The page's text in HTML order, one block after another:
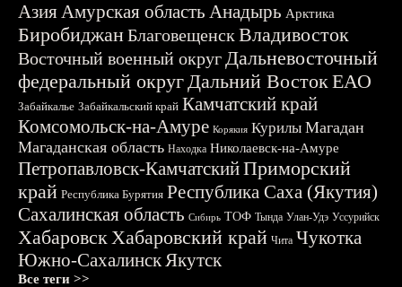
АзияАмурская область Анадырь Арктика
БиробиджанБлаговещенскВладивосток
Восточный военный округДальневосточный
федеральный округДальний ВостокЕАО
Забайкалье Забайкальский край Камчатский край
Комсомольск-на-Амуре Корякия Курилы Магадан
Магаданская область Находка Николаевск-на-Амуре
Петропавловск-КамчатскийПриморский
край Республика Бурятия Республика Саха (Якутия)
Сахалинская область Сибирь ТОФ Тында Улан-Удэ Уссурийск
ХабаровскХабаровский край Чита Чукотка
Южно-СахалинскЯкутск
Все теги >>